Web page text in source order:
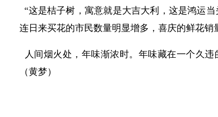
“这是桔子树，寓意就是大吉大利，这是鸿运
连日来买花的市民数量明显增多，喜庆的鲜花
人间烟火处，年味渐浓时。年味藏在一个久
（黄梦）